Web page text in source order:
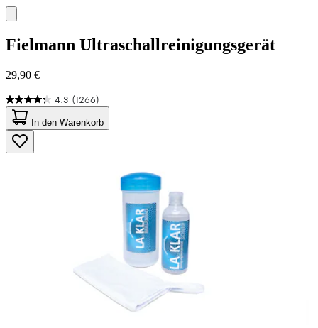
Fielmann Ultraschallreinigungsgerät
29,90 €
4.3 (1266)
4.3
von
5
Sternen.
1266
In den Warenkorb